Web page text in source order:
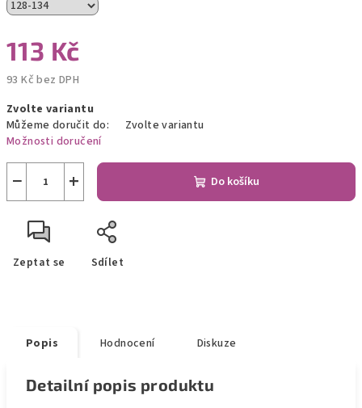
113 Kč
93 Kč bez DPH
cena:
Zvolte variantu
Můžeme doručit do:
Zvolte variantu
Možnosti doručení
+
− Do košíku
Zeptat se Sdílet
Popis Hodnocení Diskuze
Detailní popis produktu